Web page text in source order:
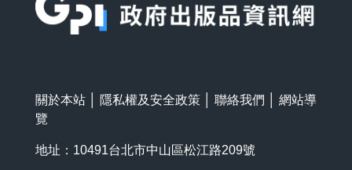
關於本站 隱私權及安全政策 聯絡我們
網站導
覽
地址：10491台北市中山區松江路209號